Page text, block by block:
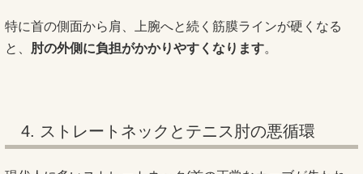
特に首の側面から肩、上腕へと続く筋膜ラインが硬くなる
と、 肘の外側に負担がかかりやすくなります。
4. ストレートネックとテニス肘の悪循環